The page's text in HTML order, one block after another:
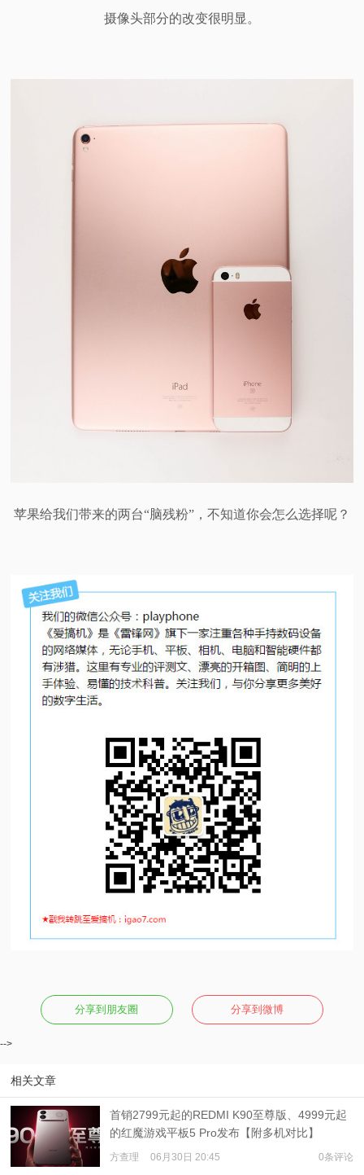
摄像头部分的改变很明显。
苹果给我们带来的两台“脑残粉”，不知道你会怎么选择呢？
分享到朋友圈 分享到微博
-->
相关文章
首销2799元起的REDMI K90至尊版、4999元起
的红魔游戏平板5 Pro发布【附多机对比】
方查理 06月30日 20:45 0条评论